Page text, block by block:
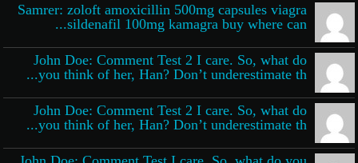
Samrer: zoloft amoxicillin 500mg capsules viagra
sildenafil 100mg kamagra buy where can...
John Doe: Comment Test 2 I care. So, what do
you think of her, Han? Don’t underestimate th...
John Doe: Comment Test 2 I care. So, what do
you think of her, Han? Don’t underestimate th...